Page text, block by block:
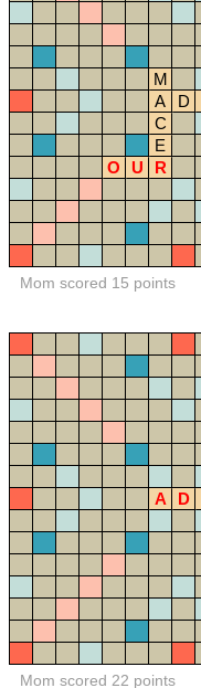
M
A
D
C
E
O
U R
Mom scored 15 points
A D
Mom scored 22 points